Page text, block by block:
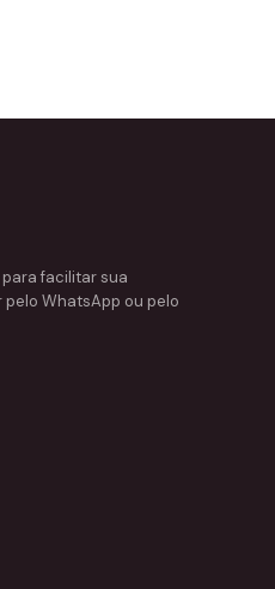
facilitar sua
WhatsApp ou pelo